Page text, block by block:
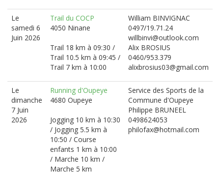
Le
samedi 6
Juin 2026
Trail du COCP
4050 Ninane
Trail 18 km à 09:30 /
Trail 10.5 km à 09:45 /
Trail 7 km à 10:00
William BINVIGNAC
0497/19.71.24
willbinvi@outlook.com
Alix BROSIUS
0460/953.379
alixbrosius03@gmail.com
Le
dimanche
7 Juin
2026
Running d'Oupeye
4680 Oupeye
Jogging 10 km à 10:30
/ Jogging 5.5 km à
10:50 / Course
enfants 1 km à 10:00
/ Marche 10 km /
Marche 5 km
Service des Sports de la
Commune d'Oupeye
Philippe BRUNEEL
0498624053
philofax@hotmail.com